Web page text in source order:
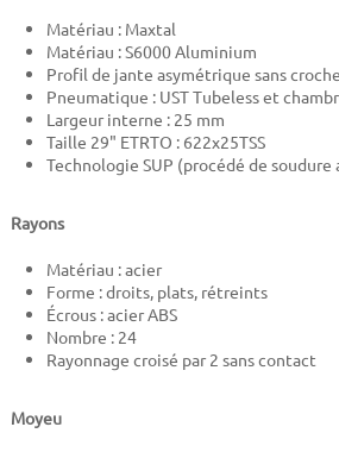
Matériau : Maxtal
Matériau : S6000 Aluminium
Profil de jante asymétrique sans
Pneumatique : UST Tubeless et
Largeur interne : 25 mm
Taille 29" ETRTO : 622x25TSS
Technologie SUP (procédé de soudure
Rayons
Matériau : acier
Forme : droits, plats, rétreints
Écrous : acier ABS
Nombre : 24
Rayonnage croisé par 2 sans contact
Moyeu